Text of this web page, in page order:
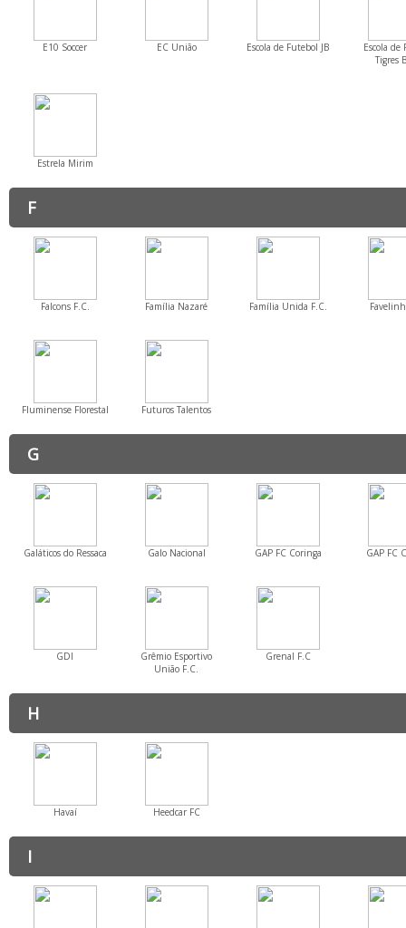
E10 Soccer EC União Escola de Futebol JB
Escola de
Tigres
Estrela Mirim
F
Falcons F.C. Família Nazaré Família Unida F.C.
Fluminense Florestal Futuros Talentos
G
Galáticos do Ressaca Galo Nacional GAP FC Coringa GAP FC
GDI
Grêmio Esportivo
União F.C.
Grenal F.C
H
Havaí Heedcar FC
I